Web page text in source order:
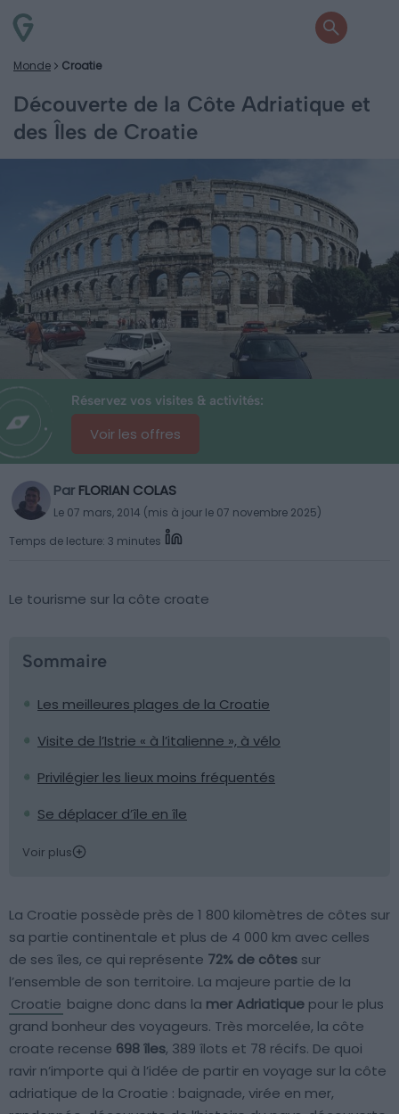
Monde Croatie
Découverte de la Côte Adriatique et
des Îles de Croatie
Réservez vos visites & activités:
Voir les offres
Par FLORIAN COLAS
Le 07 mars, 2014 (mis à jour le 07 novembre 2025)
Temps de lecture: 3 minutes
Le tourisme sur la côte croate
Sommaire
Les meilleures plages de la Croatie
Visite de l’Istrie « à l’italienne », à vélo
Privilégier les lieux moins fréquentés
Se déplacer d’île en île
Voir plus
La Croatie possède près de 1 800 kilomètres de côtes sur
sa partie continentale et plus de 4 000 km avec celles
de ses îles, ce qui représente 72% de côtes sur
l’ensemble de son territoire. La majeure partie de la
Croatie baigne donc dans la mer Adriatique pour le plus
grand bonheur des voyageurs. Très morcelée, la côte
croate recense 698 îles, 389 îlots et 78 récifs. De quoi
ravir n’importe qui à l’idée de partir en voyage sur la côte
adriatique de la Croatie : baignade, virée en mer,